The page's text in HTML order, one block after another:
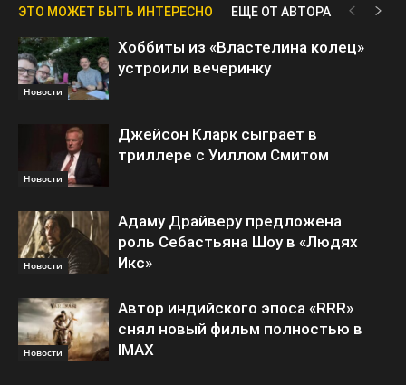
ЭТО МОЖЕТ БЫТЬ ИНТЕРЕСНО ЕЩЕ ОТ АВТОРА
Новости
Хоббиты из «Властелина колец»
устроили вечеринку
Новости
Джейсон Кларк сыграет в
триллере с Уиллом Смитом
Новости
Адаму Драйверу предложена
роль Себастьяна Шоу в «Людях
Икс»
Новости
Автор индийского эпоса «RRR»
снял новый фильм полностью в
IMAX